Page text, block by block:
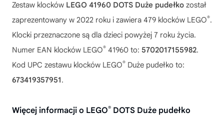
Zestaw klocków LEGO 41960 DOTS Duże pudełko został
zaprezentowany w 2022 roku i zawiera 479 klocków LEGO®.
Klocki przeznaczone są dla dzieci powyżej 7 roku życia.
Numer EAN klocków LEGO® 41960 to: 5702017155982.
Kod UPC zestawu klocków LEGO® Duże pudełko to:
673419357951.
Więcej informacji o LEGO® DOTS Duże pudełko